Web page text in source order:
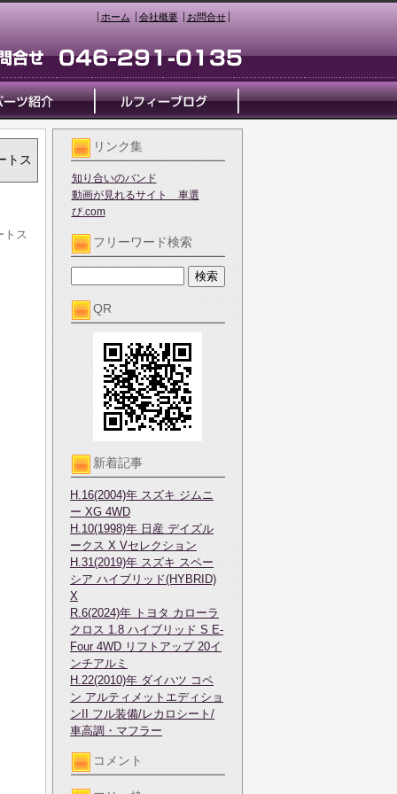
ホーム 会社概要 お問合せ
リンク集
知り合いのバンド
動画が見れるサイト 車選
び.com
フリーワード検索
QR
新着記事
H.16(2004)年 スズキ ジムニ
ー XG 4WD
H.10(1998)年 日産 デイズル
ークス X Vセレクション
H.31(2019)年 スズキ スペー
シア ハイブリッド(HYBRID)
X
R.6(2024)年 トヨタ カローラ
クロス 1.8 ハイブリッド S E-
Four 4WD リフトアップ 20イ
ンチアルミ
H.22(2010)年 ダイハツ コペ
ン アルティメットエディショ
ンII フル装備/レカロシート/
車高調・マフラー
コメント
トス
トス